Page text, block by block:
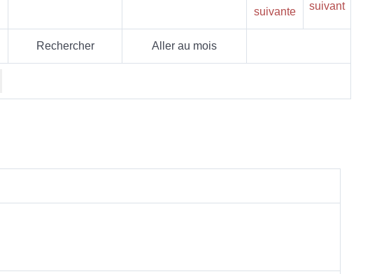
Rechercher Aller au mois